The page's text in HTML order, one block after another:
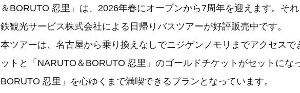
＆BORUTO 忍里」は、2026年春にオープンから7周年を迎えます。そ
鉄観光サービス株式会社による日帰りバスツアーが好評販売中です。
本ツアーは、名古屋から乗り換えなしでニジゲンノモリまでアクセスで
ットと「NARUTO＆BORUTO 忍里」のゴールドチケットがセットにな
BORUTO 忍里」を心ゆくまで満喫できるプランとなっています。